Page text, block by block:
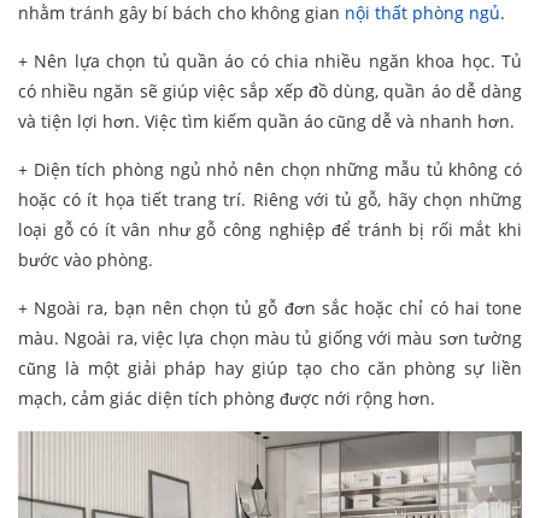
nhằm tránh gây bí bách cho không gian nội thất phòng ngủ.
+ Nên lựa chọn tủ quần áo có chia nhiều ngăn khoa học. Tủ
có nhiều ngăn sẽ giúp việc sắp xếp đồ dùng, quần áo dễ dàng
và tiện lợi hơn. Việc tìm kiếm quần áo cũng dễ và nhanh hơn.
+ Diện tích phòng ngủ nhỏ nên chọn những mẫu tủ không có
hoặc có ít họa tiết trang trí. Riêng với tủ gỗ, hãy chọn những
loại gỗ có ít vân như gỗ công nghiệp để tránh bị rối mắt khi
bước vào phòng.
+ Ngoài ra, bạn nên chọn tủ gỗ đơn sắc hoặc chỉ có hai tone
màu. Ngoài ra, việc lựa chọn màu tủ giống với màu sơn tường
cũng là một giải pháp hay giúp tạo cho căn phòng sự liền
mạch, cảm giác diện tích phòng được nới rộng hơn.